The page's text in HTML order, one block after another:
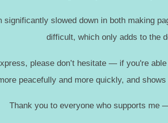
slowed down in both making
difficult, which only adds to the
please don’t hesitate — if you're
peacefully and more quickly, and
Thank you to everyone who supports me